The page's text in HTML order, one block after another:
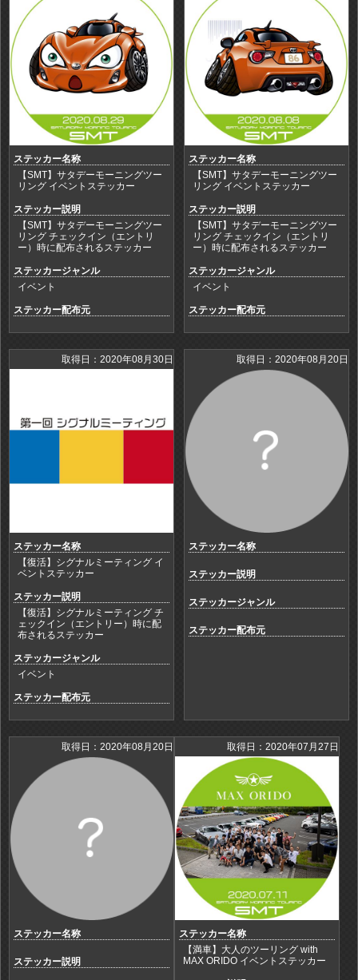
ステッカー名称
【SMT】サタデーモーニングツー
リング イベントステッカー
ステッカー説明
【SMT】サタデーモーニングツー
リング チェックイン（エントリ
ー）時に配布されるステッカー
ステッカージャンル
イベント
ステッカー配布元
ステッカー名称
【SMT】サタデーモーニングツー
リング イベントステッカー
ステッカー説明
【SMT】サタデーモーニングツー
リング チェックイン（エントリ
ー）時に配布されるステッカー
ステッカージャンル
イベント
ステッカー配布元
取得日：2020年08月30日
ステッカー名称
【復活】シグナルミーティング イ
ベントステッカー
ステッカー説明
【復活】シグナルミーティング チ
ェックイン（エントリー）時に配
布されるステッカー
ステッカージャンル
イベント
ステッカー配布元
取得日：2020年08月20日
ステッカー名称
ステッカー説明
ステッカージャンル
ステッカー配布元
取得日：2020年08月20日
ステッカー名称
ステッカー説明
取得日：2020年07月27日
ステッカー名称
【満車】大人のツーリング with
MAX ORIDO イベントステッカー